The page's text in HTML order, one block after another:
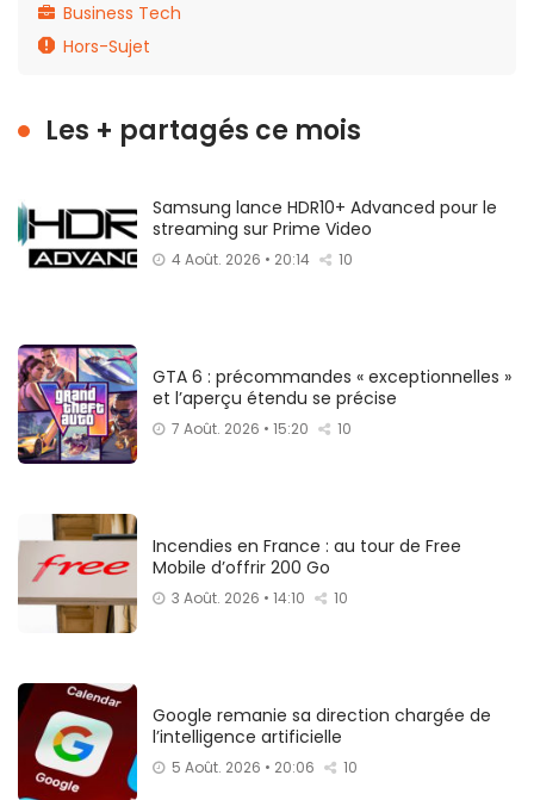
Business Tech
Hors-Sujet
Les + partagés ce mois
Samsung lance HDR10+ Advanced pour le
streaming sur Prime Video
4 Août. 2026 • 20:14 10
GTA 6 : précommandes « exceptionnelles »
et l’aperçu étendu se précise
7 Août. 2026 • 15:20 10
Incendies en France : au tour de Free
Mobile d’offrir 200 Go
3 Août. 2026 • 14:10 10
Google remanie sa direction chargée de
l’intelligence artificielle
5 Août. 2026 • 20:06 10